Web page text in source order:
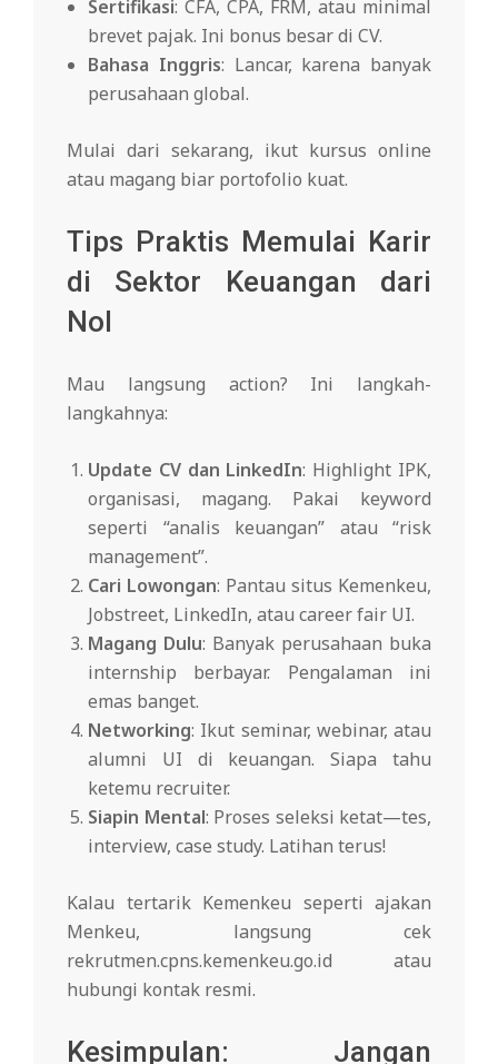
Sertifikasi: CFA, CPA, FRM, atau minimal
brevet pajak. Ini bonus besar di CV.
Bahasa Inggris: Lancar, karena banyak
perusahaan global.
Mulai dari sekarang, ikut kursus online
atau magang biar portofolio kuat.
Tips Praktis Memulai Karir
di Sektor Keuangan dari
Nol
Mau langsung action? Ini langkah-
langkahnya:
Update CV dan LinkedIn: Highlight IPK,
organisasi, magang. Pakai keyword
seperti “analis keuangan” atau “risk
management”.
Cari Lowongan: Pantau situs Kemenkeu,
Jobstreet, LinkedIn, atau career fair UI.
Magang Dulu: Banyak perusahaan buka
internship berbayar. Pengalaman ini
emas banget.
Networking: Ikut seminar, webinar, atau
alumni UI di keuangan. Siapa tahu
ketemu recruiter.
Siapin Mental: Proses seleksi ketat—tes,
interview, case study. Latihan terus!
Kalau tertarik Kemenkeu seperti ajakan
Menkeu, langsung cek
rekrutmen.cpns.kemenkeu.go.id atau
hubungi kontak resmi.
Kesimpulan: Jangan